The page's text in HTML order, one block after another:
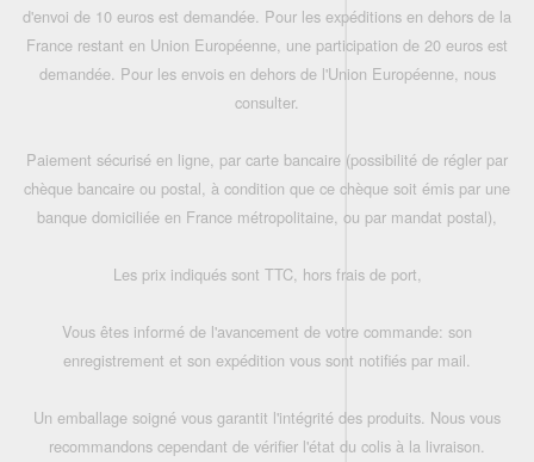
d'envoi de 10 euros est demandée. Pour les expéditions en dehors de la
France restant en Union Européenne, une participation de 20 euros est
demandée. Pour les envois en dehors de l'Union Européenne, nous
consulter.
Paiement sécurisé en ligne, par carte bancaire (possibilité de régler par
chèque bancaire ou postal, à condition que ce chèque soit émis par une
banque domiciliée en France métropolitaine, ou par mandat postal),
Les prix indiqués sont TTC, hors frais de port,
Vous êtes informé de l'avancement de votre commande: son
enregistrement et son expédition vous sont notifiés par mail.
Un emballage soigné vous garantit l'intégrité des produits. Nous vous
recommandons cependant de vérifier l'état du colis à la livraison.